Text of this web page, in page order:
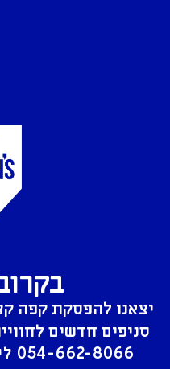
יצאנו להפסקת קפה
סניפים חדשים
054-662-8066